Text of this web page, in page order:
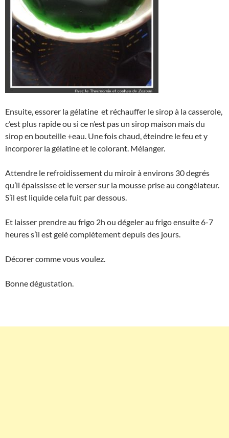
Ensuite, essorer la gélatine et réchauffer le sirop à la casserole,
c’est plus rapide ou si ce n’est pas un sirop maison mais du
sirop en bouteille +eau. Une fois chaud, éteindre le feu et y
incorporer la gélatine et le colorant. Mélanger.
Attendre le refroidissement du miroir à environs 30 degrés
qu’il épaississe et le verser sur la mousse prise au congélateur.
S’il est liquide cela fuit par dessous.
Et laisser prendre au frigo 2h ou dégeler au frigo ensuite 6-7
heures s’il est gelé complètement depuis des jours.
Décorer comme vous voulez.
Bonne dégustation.